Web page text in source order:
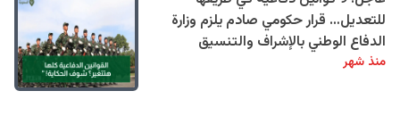
للتعديل… قرار حكومي صادم يلزم وزارة
الدفاع الوطني بالإشراف والتنسيق
منذ شهر